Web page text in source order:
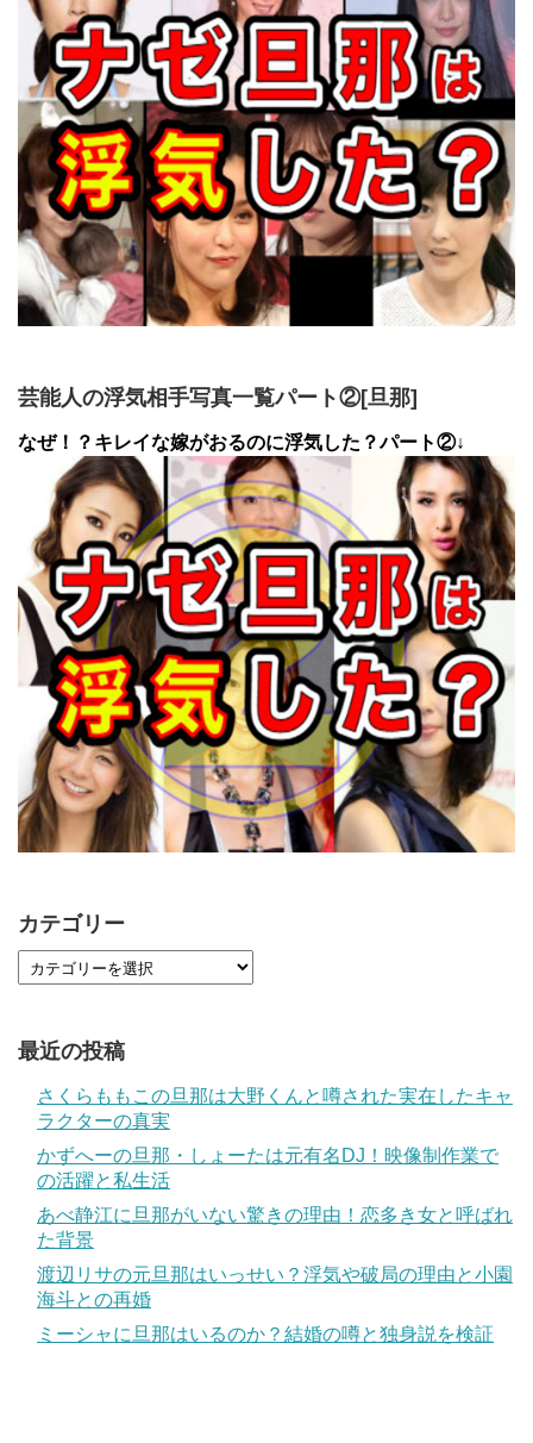
芸能人の浮気相手写真一覧パート②[旦那]
なぜ！？キレイな嫁がおるのに浮気した？パート②↓
カテゴリー
最近の投稿
さくらももこの旦那は大野くんと噂された実在したキャ
ラクターの真実
かずへーの旦那・しょーたは元有名DJ！映像制作業で
の活躍と私生活
あべ静江に旦那がいない驚きの理由！恋多き女と呼ばれ
た背景
渡辺リサの元旦那はいっせい？浮気や破局の理由と小園
海斗との再婚
ミーシャに旦那はいるのか？結婚の噂と独身説を検証